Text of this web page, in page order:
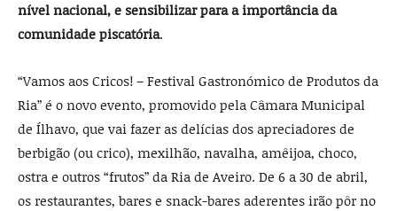
nível nacional, e sensibilizar para a importância da
comunidade piscatória.
“Vamos aos Cricos! – Festival Gastronómico de Produtos da
Ria” é o novo evento, promovido pela Câmara Municipal
de Ílhavo, que vai fazer as delícias dos apreciadores de
berbigão (ou crico), mexilhão, navalha, amêijoa, choco,
ostra e outros “frutos” da Ria de Aveiro. De 6 a 30 de abril,
os restaurantes, bares e snack-bares aderentes irão pôr no